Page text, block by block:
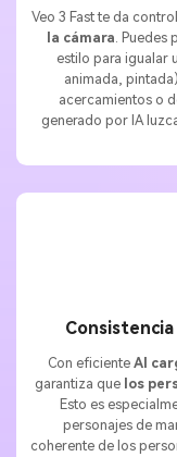
Veo 3 Fast te da
la cámara .
estilo para igualar
animada,
acercamientos o
generado por IA
Con eficiente Al
garantiza que los
Esto es
personajes de
coherente de los